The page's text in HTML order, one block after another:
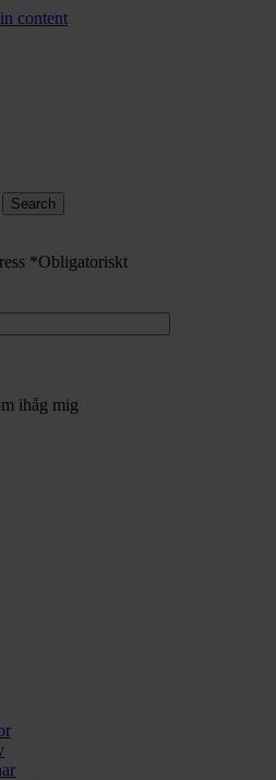
content
Search
*Obligatoriskt
ihåg mig